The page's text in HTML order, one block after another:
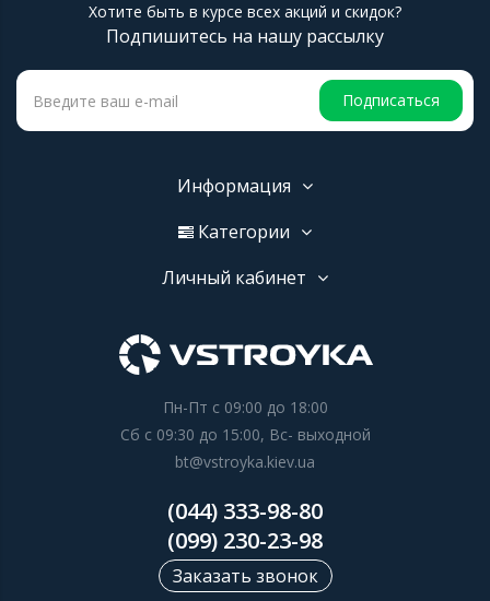
Хотите быть в курсе всех акций и скидок?
Подпишитесь на нашу рассылку
Подписаться
Информация
Категории
Личный кабинет
Пн-Пт с 09:00 до 18:00
Сб с 09:30 до 15:00, Вс- выходной
bt@vstroyka.kiev.ua
(044) 333-98-80
(099) 230-23-98
Заказать звонок